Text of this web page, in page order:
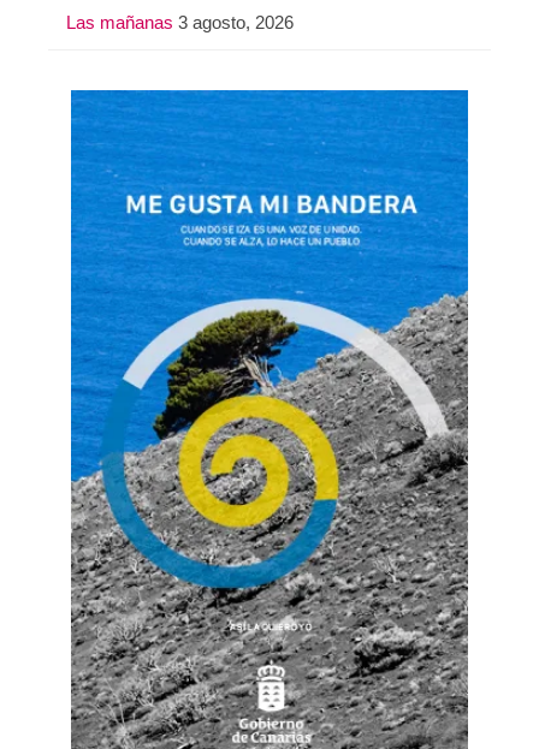
Las mañanas 3 agosto, 2026